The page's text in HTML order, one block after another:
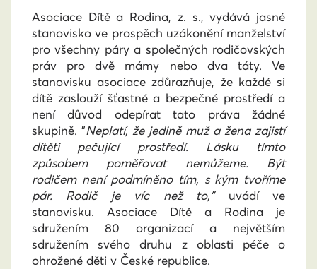
Asociace Dítě a Rodina, z. s., vydává jasné
stanovisko ve prospěch uzákonění manželství
pro všechny páry a společných rodičovských
práv pro dvě mámy nebo dva táty. Ve
stanovisku asociace zdůrazňuje, že každé si
dítě zaslouží šťastné a bezpečné prostředí a
není důvod odepírat tato práva žádné
skupině. "Neplatí, že jedině muž a žena zajistí
dítěti pečující prostředí. Lásku tímto
způsobem poměřovat nemůžeme. Být
rodičem není podmíněno tím, s kým tvoříme
pár. Rodič je víc než to," uvádí ve
stanovisku. Asociace Dítě a Rodina je
sdružením 80 organizací a největším
sdružením svého druhu z oblasti péče o
ohrožené děti v České republice.